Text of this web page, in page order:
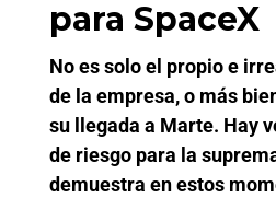
para SpaceX
No es solo el propio e
de la empresa, o más
su llegada a Marte. Hay
de riesgo para la
demuestra en estos